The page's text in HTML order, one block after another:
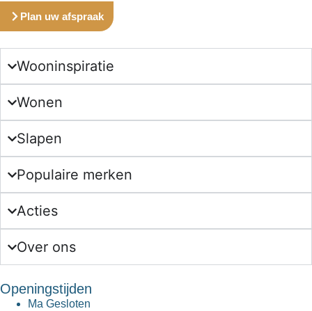
Plan uw afspraak
Wooninspiratie
Wonen
Slapen
Populaire merken
Acties
Over ons
Openingstijden
Ma Gesloten